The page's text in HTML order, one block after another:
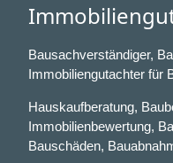
Bausachverständiger,
Immobiliengutachter für
Hauskaufberatung,
Immobilienbewertung,
Bauschäden,